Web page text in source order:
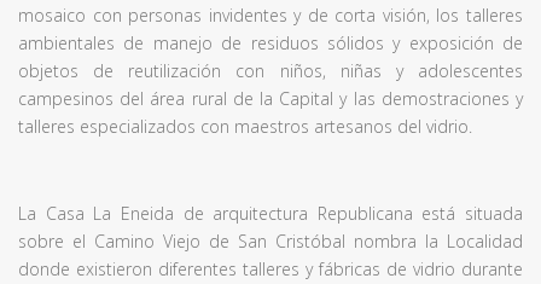
mosaico con personas invidentes y de corta visión, los talleres
ambientales de manejo de residuos sólidos y exposición de
objetos de reutilización con niños, niñas y adolescentes
campesinos del área rural de la Capital y las demostraciones y
talleres especializados con maestros artesanos del vidrio.
La Casa La Eneida de arquitectura Republicana está situada
sobre el Camino Viejo de San Cristóbal nombra la Localidad
donde existieron diferentes talleres y fábricas de vidrio durante